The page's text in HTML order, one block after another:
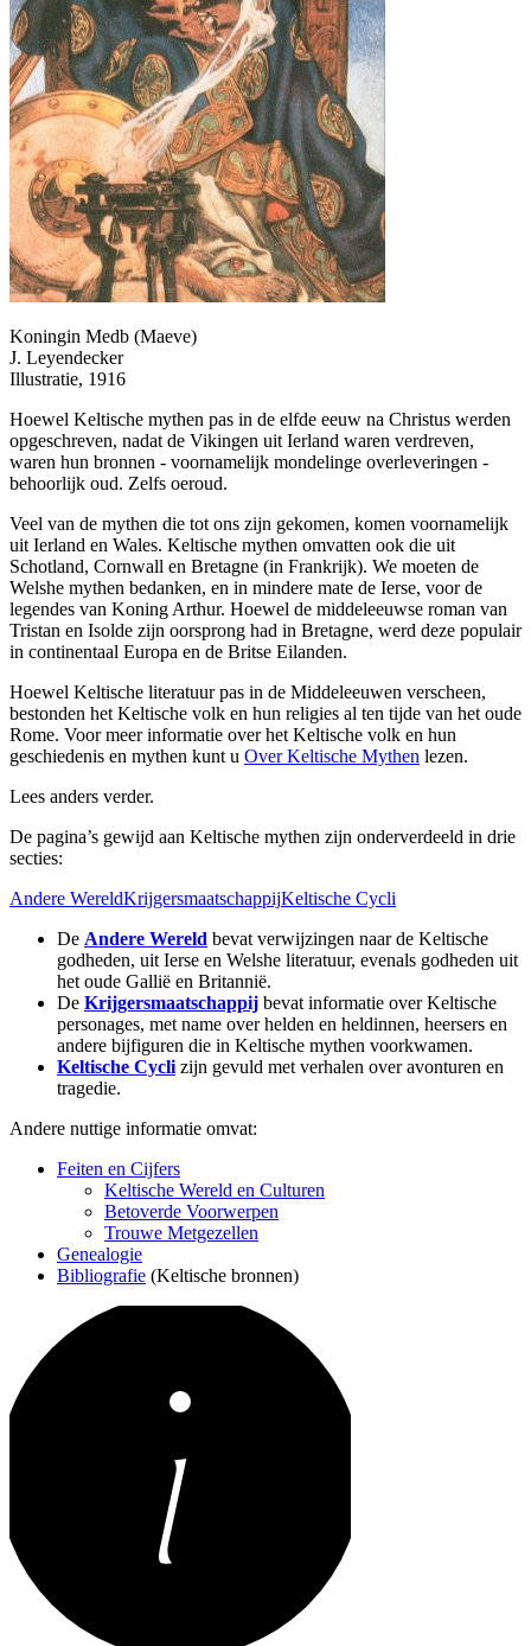
Koningin Medb (Maeve)
J. Leyendecker
Illustratie, 1916
Hoewel Keltische mythen pas in de elfde eeuw na Christus werden
opgeschreven, nadat de Vikingen uit Ierland waren verdreven,
waren hun bronnen - voornamelijk mondelinge overleveringen -
behoorlijk oud. Zelfs oeroud.
Veel van de mythen die tot ons zijn gekomen, komen voornamelijk
uit Ierland en Wales. Keltische mythen omvatten ook die uit
Schotland, Cornwall en Bretagne (in Frankrijk). We moeten de
Welshe mythen bedanken, en in mindere mate de Ierse, voor de
legendes van Koning Arthur. Hoewel de middeleeuwse roman van
Tristan en Isolde zijn oorsprong had in Bretagne, werd deze populair
in continentaal Europa en de Britse Eilanden.
Hoewel Keltische literatuur pas in de Middeleeuwen verscheen,
bestonden het Keltische volk en hun religies al ten tijde van het oude
Rome. Voor meer informatie over het Keltische volk en hun
geschiedenis en mythen kunt u Over Keltische Mythen lezen.
Lees anders verder.
De pagina’s gewijd aan Keltische mythen zijn onderverdeeld in drie
secties:
Andere WereldKrijgersmaatschappijKeltische Cycli
De Andere Wereld bevat verwijzingen naar de Keltische
godheden, uit Ierse en Welshe literatuur, evenals godheden uit
het oude Gallië en Britannië.
De Krijgersmaatschappij bevat informatie over Keltische
personages, met name over helden en heldinnen, heersers en
andere bijfiguren die in Keltische mythen voorkwamen.
Keltische Cycli zijn gevuld met verhalen over avonturen en
tragedie.
Andere nuttige informatie omvat:
Feiten en Cijfers
Keltische Wereld en Culturen
Betoverde Voorwerpen
Trouwe Metgezellen
Genealogie
Bibliografie (Keltische bronnen)